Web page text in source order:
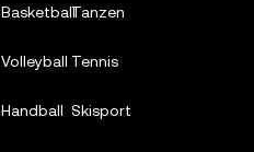
Basketball
Volleyball
Handball
Tanzen
Tennis
Skisport